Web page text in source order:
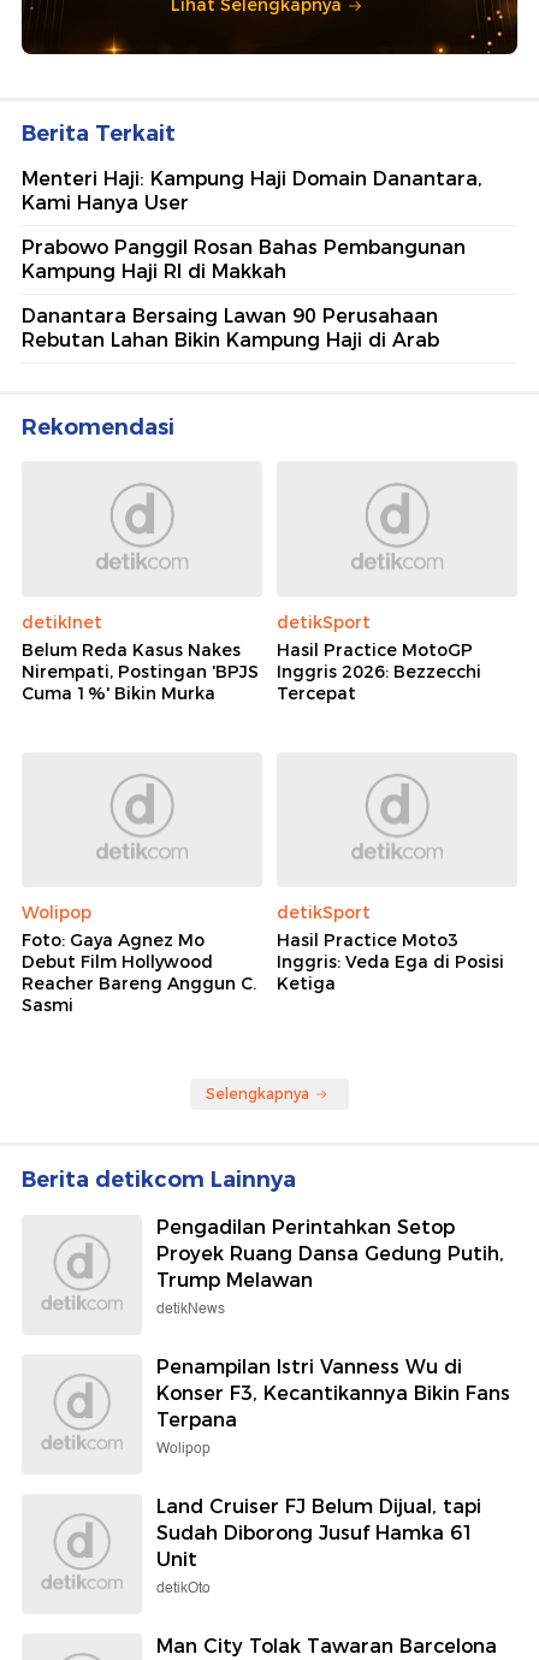
Lihat Selengkapnya
Berita Terkait
Menteri Haji: Kampung Haji Domain Danantara,
Kami Hanya User
Prabowo Panggil Rosan Bahas Pembangunan
Kampung Haji RI di Makkah
Danantara Bersaing Lawan 90 Perusahaan
Rebutan Lahan Bikin Kampung Haji di Arab
Rekomendasi
detikInet
Belum Reda Kasus Nakes
Nirempati, Postingan 'BPJS
Cuma 1%' Bikin Murka
detikSport
Hasil Practice MotoGP
Inggris 2026: Bezzecchi
Tercepat
Wolipop
Foto: Gaya Agnez Mo
Debut Film Hollywood
Reacher Bareng Anggun C.
Sasmi
detikSport
Hasil Practice Moto3
Inggris: Veda Ega di Posisi
Ketiga
Selengkapnya
Berita detikcom Lainnya
Pengadilan Perintahkan Setop
Proyek Ruang Dansa Gedung Putih,
Trump Melawan
detikNews
Penampilan Istri Vanness Wu di
Konser F3, Kecantikannya Bikin Fans
Terpana
Wolipop
Land Cruiser FJ Belum Dijual, tapi
Sudah Diborong Jusuf Hamka 61
Unit
detikOto
Man City Tolak Tawaran Barcelona